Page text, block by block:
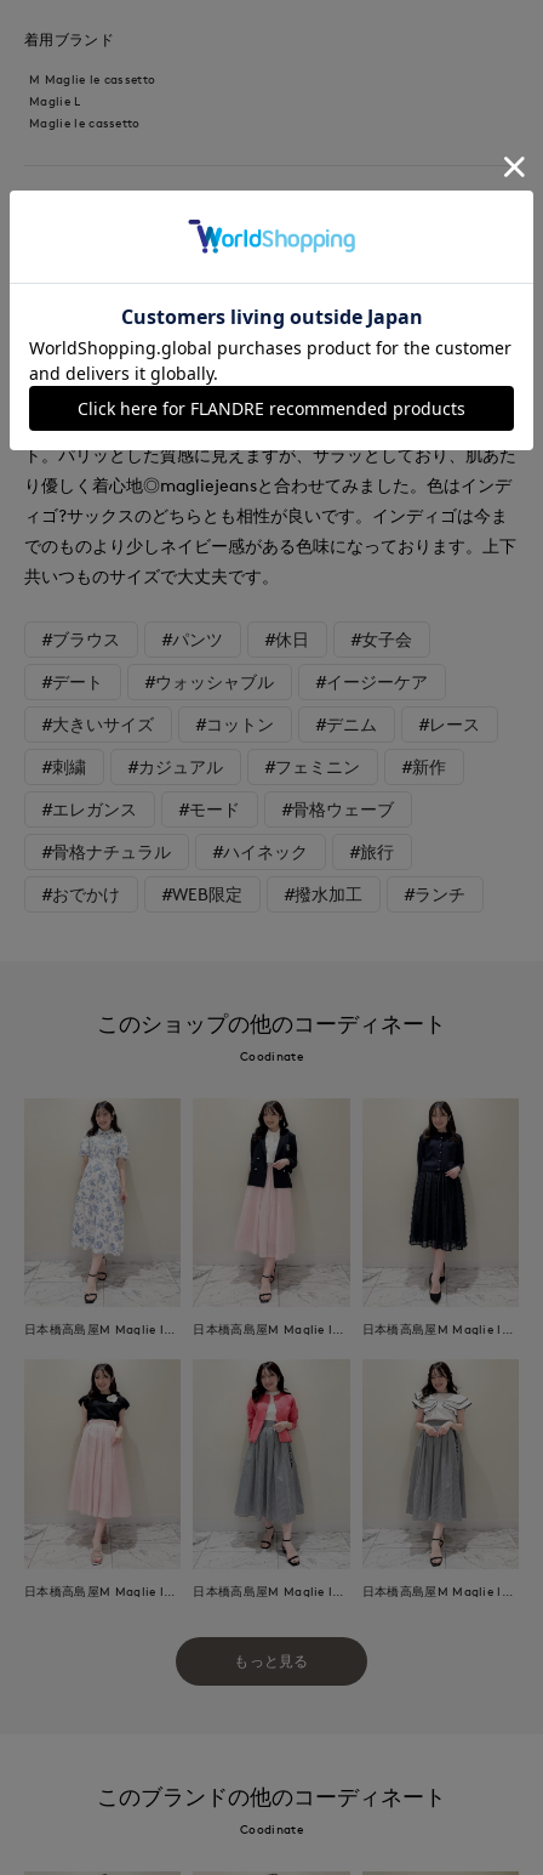
着用ブランド
M Maglie le cassetto
Maglie L
Maglie le cassetto
ックス GWのおでかけにおすすめなコーディネート♪UVカット、
ンドネックのデザインでネック周りは余裕があり窮屈感なく着ら
れます。贅沢なオリジナルの裾レースが可愛く、ふんわり袖にギ
ャザーを入れることで広がりすぎない袖になり、1枚で着映えす
るブラウスです。もちろんイージーケアできるのも嬉しいポイン
ト。パリッとした質感に見えますが、サラッとしており、肌あた
り優しく着心地◎magliejeansと合わせてみました。色はインデ
ィゴ?サックスのどちらとも相性が良いです。インディゴは今ま
でのものより少しネイビー感がある色味になっております。上下
共いつものサイズで大丈夫です。
#ブラウス #パンツ #休日 #女子会
#デート #ウォッシャブル #イージーケア
#大きいサイズ #コットン #デニム #レース
#刺繍 #カジュアル #フェミニン #新作
#エレガンス #モード #骨格ウェーブ
#骨格ナチュラル #ハイネック #旅行
#おでかけ #WEB限定 #撥水加工 #ランチ
このショップの他のコーディネート
Coodinate
もっと見る
このブランドの他のコーディネート
Coodinate